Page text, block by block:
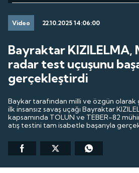
Video 22.10.2025 14:06:00
Bayraktar KIZILELMA,
radar test uçuşunu
gerçekleştirdi
Baykar tarafından milli ve özgün
ilk insansız savaş uçağı Bayraktar
kapsamında TOLUN ve TEBER-82
atış testini tam isabetle başarıyla